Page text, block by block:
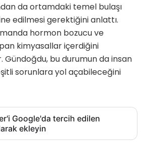
da ortamdaki temel bulaşı
edilmesi gerektiğini anlattı.
hormon bozucu ve
kimyasallar içerdiğini
Gündoğdu, bu durumun da insan
sorunlara yol açabileceğini
Google'da tercih edilen
ekleyin